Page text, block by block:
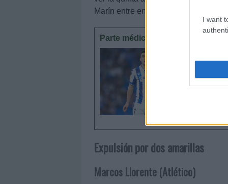
I want
Marín entre en el once amarillo.
Parte médico: los lesionados de
cómo
posible
Expulsión por dos amarillas
Marcos Llorente (Atlético)